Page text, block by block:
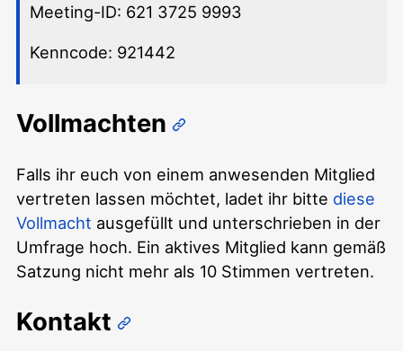
Meeting-ID: 621 3725 9993
Kenncode: 921442
Vollmachten
Falls ihr euch von einem anwesenden Mitglied
vertreten lassen möchtet, ladet ihr bitte diese
Vollmacht ausgefüllt und unterschrieben in der
Umfrage hoch. Ein aktives Mitglied kann gemäß
Satzung nicht mehr als 10 Stimmen vertreten.
Kontakt